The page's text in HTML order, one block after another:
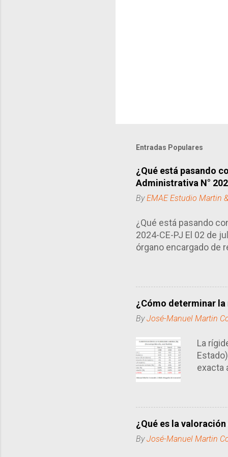
Entradas Populares
¿Qué está pasando
Administrativa N°
ByEMAE Estudio Martin
¿Qué está pasando
2024-CE-PJ El 02 de
órgano encargado de
correos electrónicos
sistema que ya tiene
procesos, en
¿Cómo determinar
ByJosé-Manuel Martin
La
exacta
¿Qué es la
ByJosé-Manuel Martin